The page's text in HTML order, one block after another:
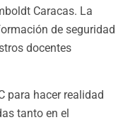
Caracas. La
de seguridad
docentes
para hacer realidad
tanto en el